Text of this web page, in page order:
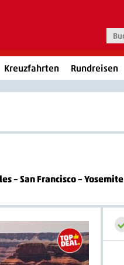
Kreuzfahrten Rundreisen
– San Francisco – Yosemite